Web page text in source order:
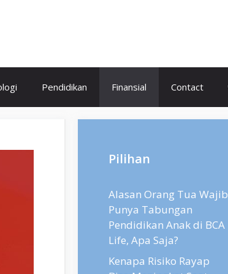
Pendidikan Finansial Contact
Pilihan
Alasan Orang Tua Wajib
Punya Tabungan
Pendidikan Anak di BCA
Life, Apa Saja?
Kenapa Risiko Rayap